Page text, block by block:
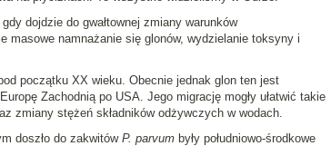
dojdzie do gwałtownej zmiany warunków
masowe namnażanie się glonów, wydzielanie toksyny i
początku XX wieku. Obecnie jednak glon ten jest
Zachodnią po USA. Jego migrację mogły ułatwić takie
zmiany stężeń składników odżywczych w wodach.
doszło do zakwitów P. parvumbyły południowo-środkowe